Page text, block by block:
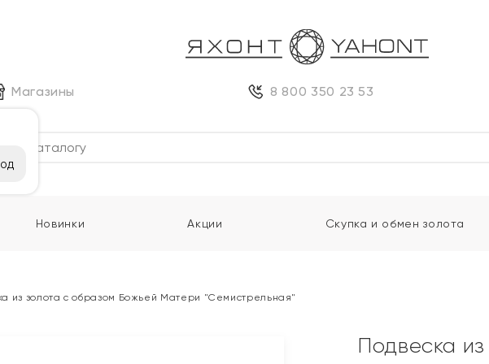
Магазины 8 800 350 23 53
Новинки Акции Скупка и обмен золота
из золота с образом Божьей Матери "Семистрельная"
Подвеска